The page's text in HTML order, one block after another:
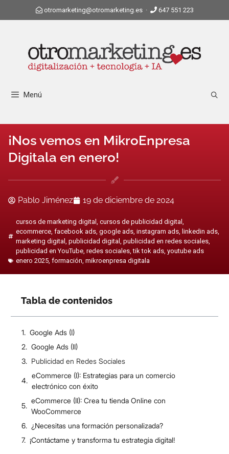
otromarketing@otromarketing.es· 647 551 223
Menú
¡Nos vemos en MikroEnpresa
Digitala en enero!
Pablo Jiménez 19 de diciembre de 2024
cursos de marketing digital,cursos de publicidad digital,
ecommerce,facebook ads,google ads,instagram ads, linkedin ads,
marketing digital,publicidad digital,publicidad en redes sociales,
publicidad en YouTube,redes sociales,tik tok ads,youtube ads
enero 2025,formación,mikroenpresa digitala
Tabla de contenidos
Google Ads (I)
Google Ads (II)
Publicidad en Redes Sociales
eCommerce (I): Estrategias para un comercio
electrónico con éxito
eCommerce (II): Crea tu tienda Online con
WooCommerce
¿Necesitas una formación personalizada?
¡Contáctame y transforma tu estrategia digital!